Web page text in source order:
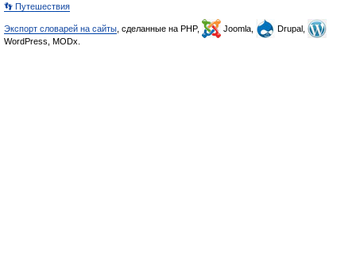
👣 Путешествия
Экспорт словарей на сайты , сделанные на PHP, Joomla,
Drupal,
WordPress, MODx.